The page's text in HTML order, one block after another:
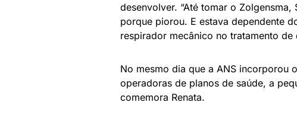
desenvolver. “Até tomar o
porque piorou. E estava dependente
respirador mecânico no tratamento de
No mesmo dia que a ANS incorporou
operadoras de planos de saúde, a
comemora Renata.